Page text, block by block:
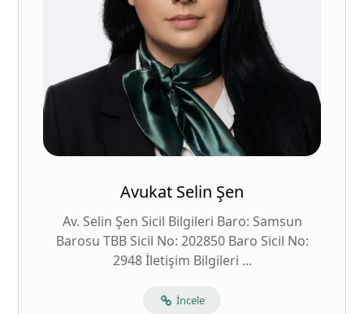
Avukat Selin Şen
Av. Selin Şen Sicil Bilgileri Baro: Samsun
Barosu TBB Sicil No: 202850 Baro Sicil No:
2948 İletişim Bilgileri ...
İncele